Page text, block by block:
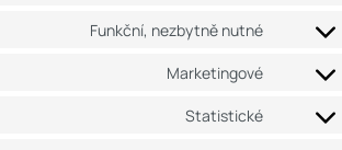
Funkční, nezbytně nutné
Marketingové
Statistické